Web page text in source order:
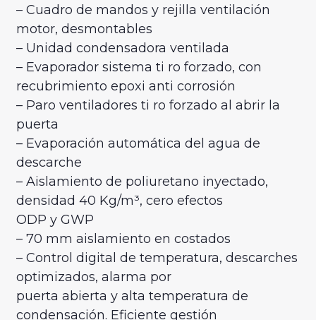
– Cuadro de mandos y rejilla ventilación
motor, desmontables
– Unidad condensadora ventilada
– Evaporador sistema ti ro forzado, con
recubrimiento epoxi anti corrosión
– Paro ventiladores ti ro forzado al abrir la
puerta
– Evaporación automática del agua de
descarche
– Aislamiento de poliuretano inyectado,
densidad 40 Kg/m³, cero efectos
ODP y GWP
– 70 mm aislamiento en costados
– Control digital de temperatura, descarches
optimizados, alarma por
puerta abierta y alta temperatura de
condensación. Eficiente gestión